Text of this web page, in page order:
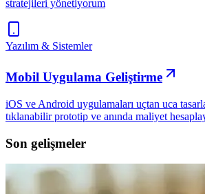
stratejileri yönetiyorum
Yazılım & Sistemler
Mobil Uygulama Geliştirme
iOS ve Android uygulamaları uçtan uca
tıklanabilir prototip ve anında maliyet
Son gelişmeler